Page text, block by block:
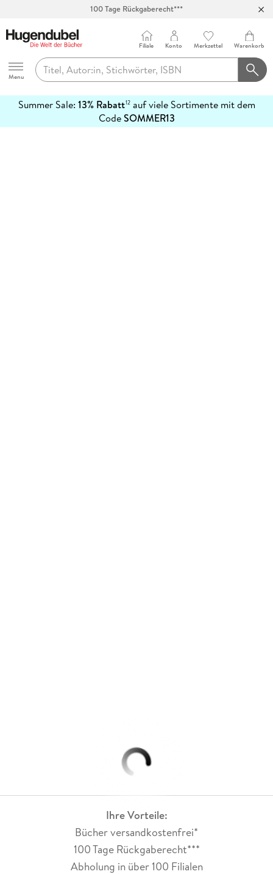
100 Tage Rückgaberecht***
Hugendubel
Menu
Filiale Konto Merkzettel Warenkorb
Summer Sale: 13% Rabatt12auf viele Sortimente mit dem
CodeSOMMER13
erfahren
Ihre Vorteile:
Bücher versandkostenfrei*
100 Tage Rückgaberecht***
Abholung in über 100 Filialen